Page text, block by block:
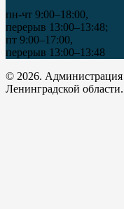
пн-чт 9:00–18:00,
перерыв 13:00–13:48;
пт 9:00–17:00,
перерыв 13:00–13:48
© 2026. Администрация
Ленинградской